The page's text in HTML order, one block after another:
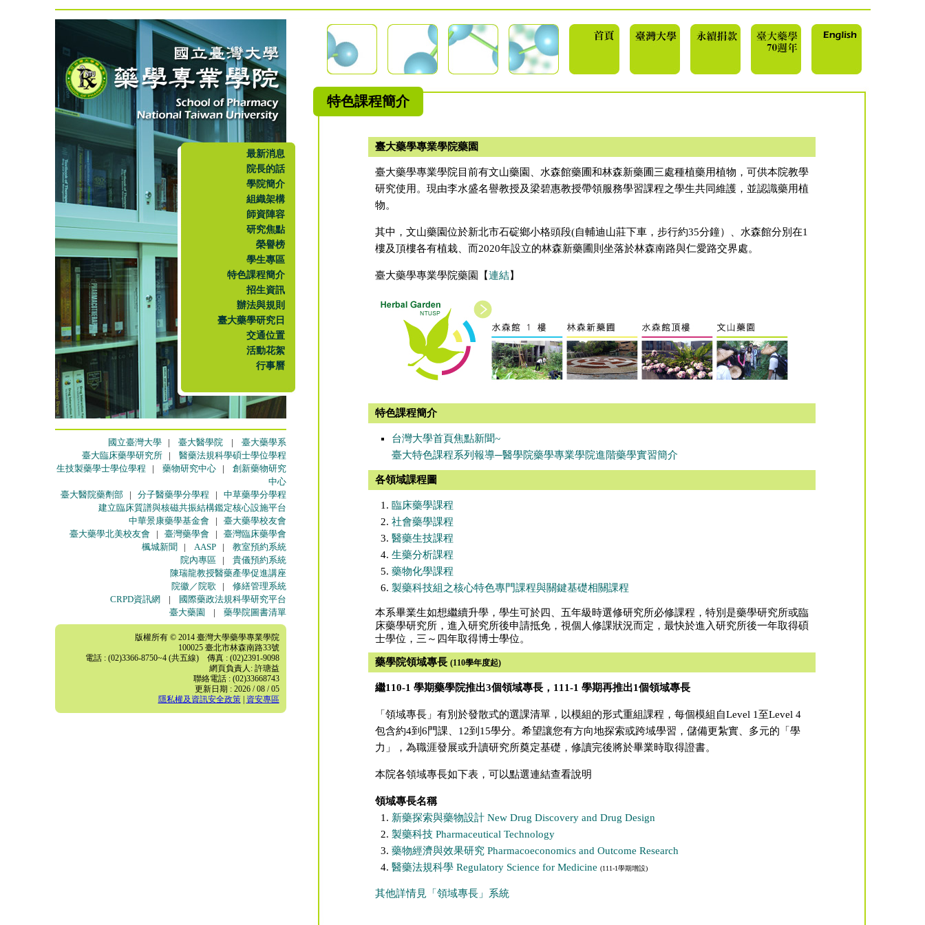
最新消息
院長的話
學院簡介
組織架構
師資陣容
研究焦點
榮譽榜
學生專區
特色課程簡介
招生資訊
辦法與規則
臺大藥學研究日
交通位置
活動花絮
行事曆
國立臺灣大學| 臺大醫學院| 臺大藥學系
臺大臨床藥學研究所| 醫藥法規科學碩士學位學程
生技製藥學士學位學程 | 藥物研究中心| 創新藥物研究
中心
臺大醫院藥劑部| 分子醫藥學分學程 | 中草藥學分學程
建立臨床質譜與核磁共振結構鑑定核心設施平台
中華景康藥學基金會| 臺大藥學校友會
臺大藥學北美校友會| 臺灣藥學會| 臺灣臨床藥學會
楓城新聞 | AASP| 教室預約系統
院內專區| 貴儀預約系統
陳瑞龍教授醫藥產學促進講座
院徽／院歌 | 修繕管理系統
CRPD資訊網 |
國際藥政法規科學研究平台
臺大藥園 | 藥學院圖書清單
版權所有 © 2014 臺灣大學藥學專業學院
100025 臺北市林森南路33號
電話 : (02)3366-8750~4 (共五線) 傳真 : (02)2391-9098
網頁負責人: 許瑭益
聯絡電話 : (02)33668743
更新日期 : 2026 / 08 / 05
隱私權及資訊安全政策| 資安專區
特色課程簡介
臺大藥學專業學院藥園
臺大藥學專業學院目前有文山藥園、水森館藥圃和林森新藥圃三處種植藥用植物，可供本院教學
研究使用。現由李水盛名譽教授及梁碧惠教授帶領服務學習課程之學生共同維護，並認識藥用植
物。
其中，文山藥園位於新北市石碇鄉小格頭段(自輔迪山莊下車，步行約35分鐘）、水森館分別在1
樓及頂樓各有植栽、而2020年設立的林森新藥圃則坐落於林森南路與仁愛路交界處。
臺大藥學專業學院藥園【連結】
特色課程簡介
台灣大學首頁焦點新聞~
臺大特色課程系列報導─醫學院藥學專業學院進階藥學實習簡介
各領域課程圖
臨床藥學課程
社會藥學課程
醫藥生技課程
生藥分析課程
藥物化學課程
製藥科技組之核心特色專門課程與關鍵基礎相關課程
本系畢業生如想繼續升學，學生可於四、五年級時選修研究所必修課程，特別是藥學研究所或臨
床藥學研究所，進入研究所後申請抵免，視個人修課狀況而定，最快於進入研究所後一年取得碩
士學位，三～四年取得博士學位。
藥學院領域專長 (110學年度起)
繼110-1 學期藥學院推出3個領域專長，111-1 學期再推出1個領域專長
「領域專長」有別於發散式的選課清單，以模組的形式重組課程，每個模組自Level 1至Level 4
包含約4到6門課、12到15學分。希望讓您有方向地探索或跨域學習，儲備更紮實、多元的「學
力」，為職涯發展或升讀研究所奠定基礎，修讀完後將於畢業時取得證書。
本院各領域專長如下表，可以點選連結查看說明
領域專長名稱
新藥探索與藥物設計 New Drug Discovery and Drug Design
製藥科技 Pharmaceutical Technology
藥物經濟與效果研究 Pharmacoeconomics and Outcome Research
醫藥法規科學 Regulatory Science for Medicine (111-1學期增設)
其他詳情見「領域專長」系統